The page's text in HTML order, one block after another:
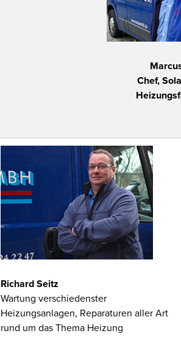
Chef,
Richard Seitz
Wartung verschiedenster
Heizungsanlagen, Reparaturen aller Art
rund um das Thema Heizung